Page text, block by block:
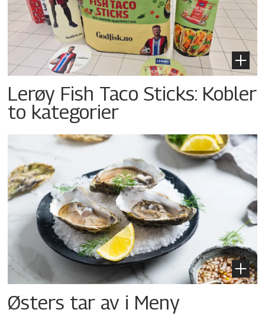
Lerøy Fish Taco Sticks: Kobler
to kategorier
Østers tar av i Meny